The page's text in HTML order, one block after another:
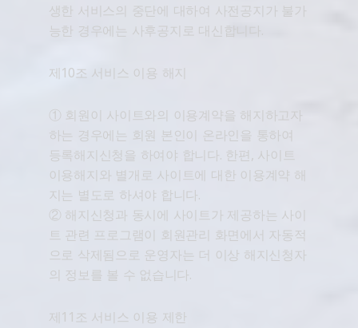
생한 서비스의 중단에 대하여 사전공지가 불가
능한 경우에는 사후공지로 대신합니다.
제10조 서비스 이용 해지
① 회원이 사이트와의 이용계약을 해지하고자
하는 경우에는 회원 본인이 온라인을 통하여
등록해지신청을 하여야 합니다. 한편, 사이트
이용해지와 별개로 사이트에 대한 이용계약 해
지는 별도로 하셔야 합니다.
② 해지신청과 동시에 사이트가 제공하는 사이
트 관련 프로그램이 회원관리 화면에서 자동적
으로 삭제됨으로 운영자는 더 이상 해지신청자
의 정보를 볼 수 없습니다.
제11조 서비스 이용 제한